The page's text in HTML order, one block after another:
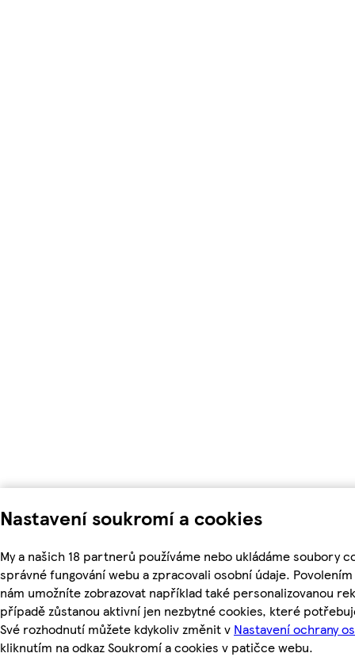
Nastavení soukromí a cookies
My a našich 18 partnerů používáme nebo ukládáme soubory
správné fungování webu a zpracovali osobní údaje.
nám umožníte zobrazovat například také personalizovanou
případě zůstanou aktivní jen nezbytné cookies, které
Své rozhodnutí můžete kdykoliv změnit v Nastavení ochrany
kliknutím na odkaz Soukromí a cookies v patičce webu.